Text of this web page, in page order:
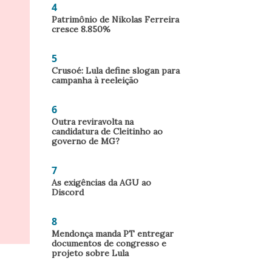
4
Patrimônio de Nikolas Ferreira
cresce 8.850%
5
Crusoé: Lula define slogan para
campanha à reeleição
6
Outra reviravolta na
candidatura de Cleitinho ao
governo de MG?
7
As exigências da AGU ao
Discord
8
Mendonça manda PT entregar
documentos de congresso e
projeto sobre Lula